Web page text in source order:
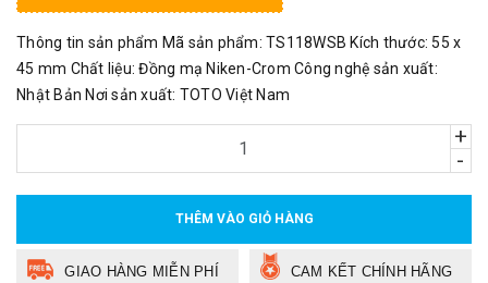
Thông tin sản phẩm Mã sản phẩm: TS118WSB Kích thước: 55 x
45 mm Chất liệu: Đồng mạ Niken-Crom Công nghệ sản xuất:
Nhật Bản Nơi sản xuất: TOTO Việt Nam
+
-
THÊM VÀO GIỎ HÀNG
GIAO HÀNG MIỄN PHÍ CAM KẾT CHÍNH HÃNG